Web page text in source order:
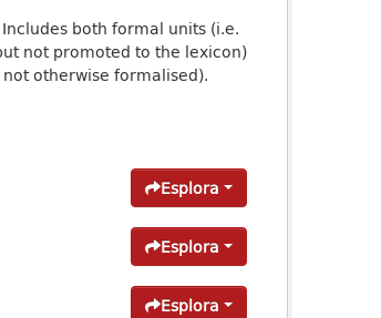
both formal units (i.e.
not promoted to the lexicon)
otherwise formalised).
Esplora
Esplora
Esplora